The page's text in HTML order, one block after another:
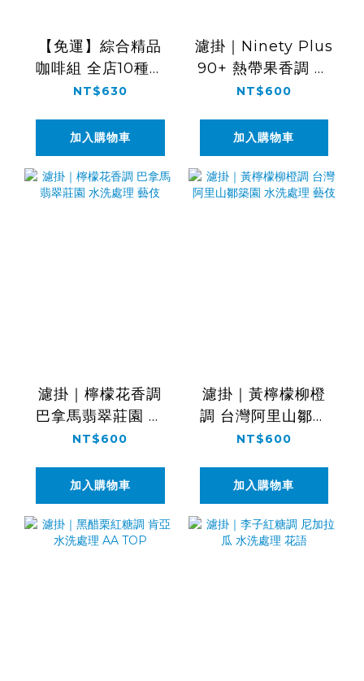
【免運】綜合精品
咖啡組 全店10種風
味濾掛 試飲組
NT$630
加入購物車
濾掛｜Ninety Plus
90+ 熱帶果香調 巴
拿馬 日曬處理 藝伎
NT$600
加入購物車
濾掛｜檸檬花香調
巴拿馬翡翠莊園 水
洗處理 藝伎
NT$600
加入購物車
濾掛｜黃檸檬柳橙
調 台灣阿里山鄒築
園 水洗處理 藝伎
NT$600
加入購物車